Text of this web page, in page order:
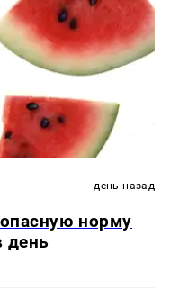
день назад
норму
день